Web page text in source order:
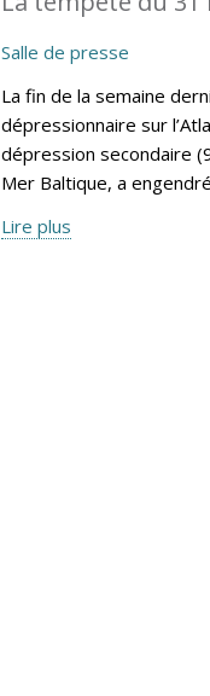
Salle de presse
La fin de la semaine
dépressionnaire sur
dépression secondaire
Mer Baltique, a
Lire plus